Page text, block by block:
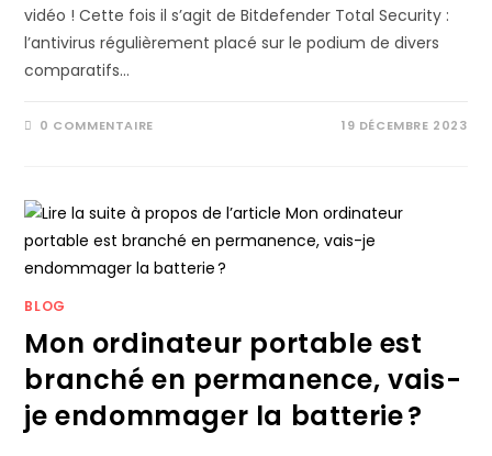
vidéo ! Cette fois il s’agit de Bitdefender Total Security :
l’antivirus régulièrement placé sur le podium de divers
comparatifs…
0 COMMENTAIRE 19 DÉCEMBRE 2023
BLOG
Mon ordinateur portable est
branché en permanence, vais-
je endommager la batterie ?